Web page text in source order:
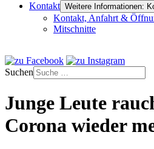
Kontakt Weitere Informationen:
Kontakt, Anfahrt &
Mitschnitte
Suchen
Junge Leute
Corona wieder